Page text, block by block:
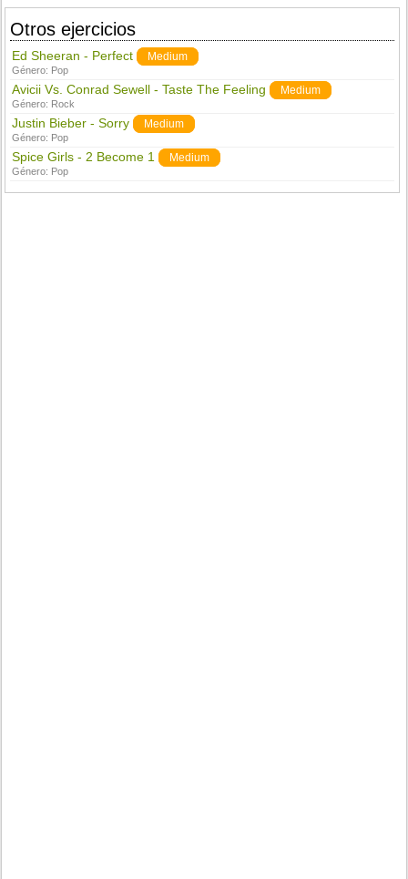
Otros ejercicios
Ed Sheeran - Perfect Medium
Género: Pop
Avicii Vs. Conrad Sewell - Taste The Feeling Medium
Género: Rock
Justin Bieber - Sorry Medium
Género: Pop
Spice Girls - 2 Become 1 Medium
Género: Pop